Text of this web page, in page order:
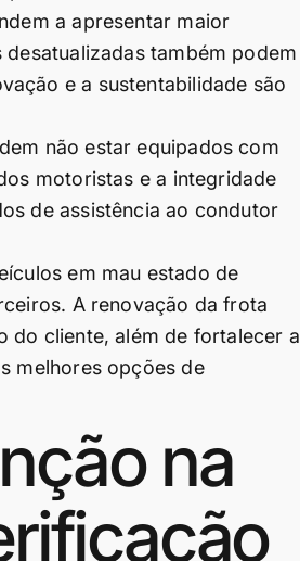
a apresentar maior
também podem
e a sustentabilidade são
não estar equipados com
motoristas e a integridade
de assistência ao condutor
em mau estado de
A renovação da frota
do cliente, além de fortalecer a
melhores opções de
na